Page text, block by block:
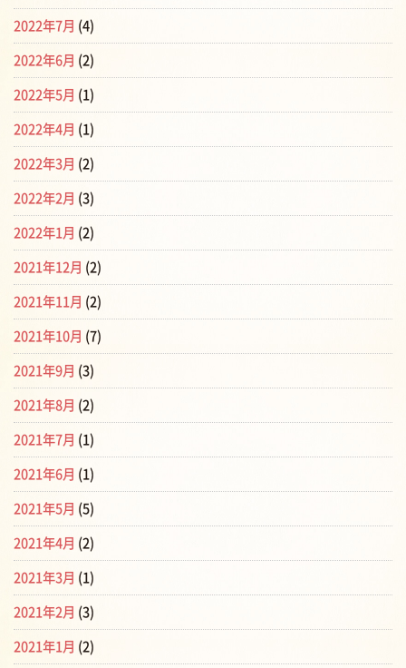
2022年7月 (4)
2022年6月 (2)
2022年5月 (1)
2022年4月 (1)
2022年3月 (2)
2022年2月 (3)
2022年1月 (2)
2021年12月 (2)
2021年11月 (2)
2021年10月 (7)
2021年9月 (3)
2021年8月 (2)
2021年7月 (1)
2021年6月 (1)
2021年5月 (5)
2021年4月 (2)
2021年3月 (1)
2021年2月 (3)
2021年1月 (2)